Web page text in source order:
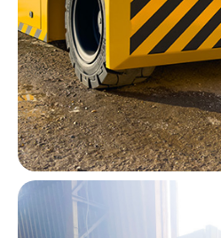
Оставить заявку
Оставьте свои данные и мы
свяжемся с вами в ближайшее
время, чтобы обсудить
сотрудничество